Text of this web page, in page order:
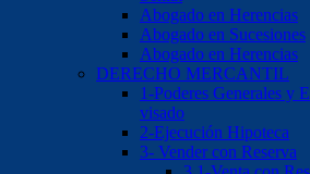
Abogado en Herencias
Abogado en Sucesiones
Abogado en Herencias
DERECHO MERCANTIL
1-Poderes Generales y
visado
2-Ejecución Hipoteca
3- Vender con Reserva